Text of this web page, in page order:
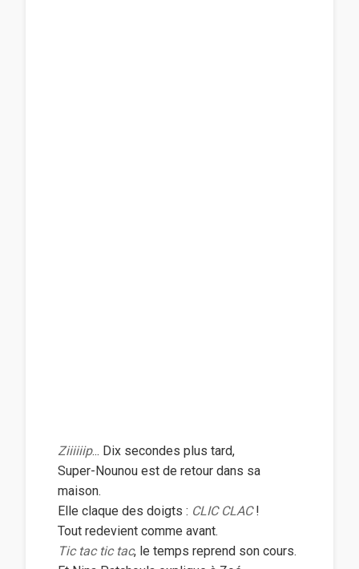
Ziiiiiip... Dix secondes plus tard,
Super-Nounou est de retour dans sa
maison.
Elle claque des doigts : CLIC CLAC!
Tout redevient comme avant.
Tic tac tic tac, le temps reprend son cours.